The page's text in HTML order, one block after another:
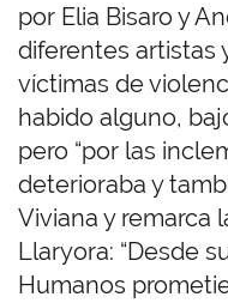
por Elia Bisaro y
diferentes artistas
víctimas de
habido alguno,
pero “por las
deterioraba y
Viviana y remarca
Llaryora: “Desde
Humanos